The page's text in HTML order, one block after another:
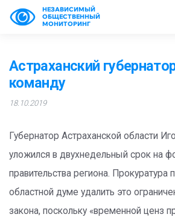
НЕЗАВИСИМЫЙ
ОБЩЕСТВЕННЫЙ
МОНИТОРИНГ
Астраханский
команду
18.10.2019
Губернатор Астраханской области
уложился в двухнедельный срок на
правительства региона. Прокуратура
областной думе удалить это
закона, поскольку «временной ценз